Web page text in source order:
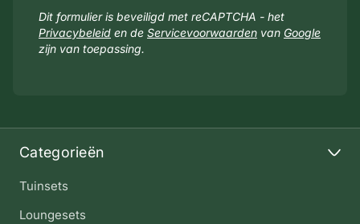
Categorieën
Tuinsets
Loungesets
Dit formulier is beveiligd met reCAPTCHA - het
Privacybeleid en de Servicevoorwaarden van Google
zijn van toepassing.